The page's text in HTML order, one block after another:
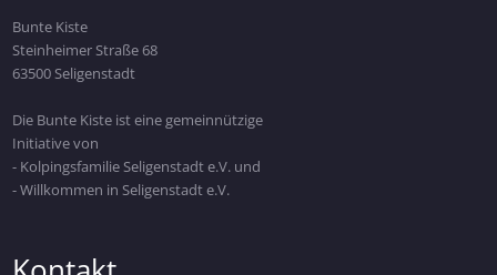
Bunte Kiste
Steinheimer Straße 68
63500 Seligenstadt
Die Bunte Kiste ist eine gemeinnützige
Initiative von
- Kolpingsfamilie Seligenstadt e.V. und
- Willkommen in Seligenstadt e.V.